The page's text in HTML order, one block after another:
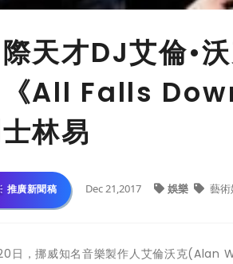
天才DJ艾倫•
All Falls
林易
推廣新聞稿 Dec 21,2017 娛樂 藝術
日，挪威知名音樂製作人艾倫沃克(Alan